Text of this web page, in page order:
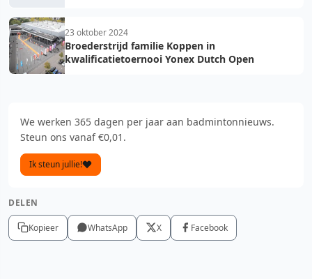
23 oktober 2024
Broederstrijd familie Koppen in
kwalificatietoernooi Yonex Dutch Open
We werken 365 dagen per jaar aan badmintonnieuws.
Steun ons vanaf €0,01.
Ik steun jullie!
DELEN
Kopieer WhatsApp X Facebook